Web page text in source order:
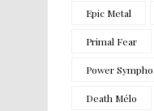
Epic Metal
Primal Fear
Power Sympho
Death Mélo